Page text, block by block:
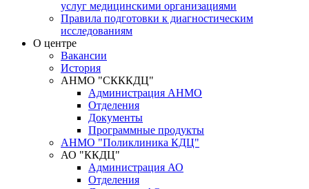
услуг медицинскими организациями
Правила подготовки к диагностическим
исследованиям
О центре
Вакансии
История
АНМО "СКККДЦ"
Администрация АНМО
Отделения
Документы
Программные продукты
АНМО "Поликлиника КДЦ"
АО "ККДЦ"
Администрация АО
Отделения